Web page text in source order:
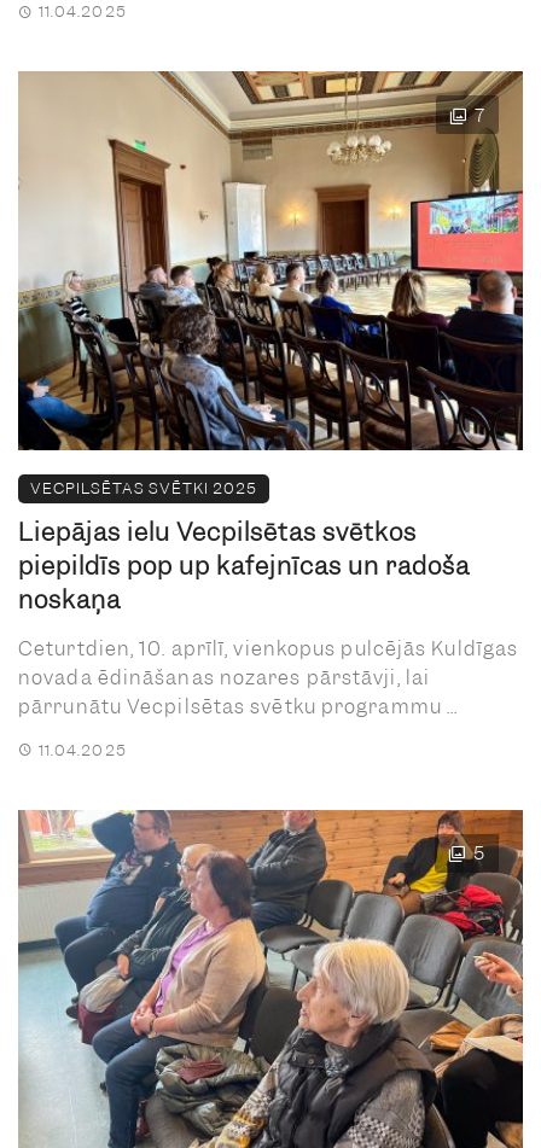
11.04.2025
7
VECPILSĒTAS SVĒTKI 2025
Liepājas ielu Vecpilsētas svētkos
piepildīs pop up kafejnīcas un radoša
noskaņa
Ceturtdien, 10. aprīlī, vienkopus pulcējās Kuldīgas
novada ēdināšanas nozares pārstāvji, lai
pārrunātu Vecpilsētas svētku programmu ...
11.04.2025
5